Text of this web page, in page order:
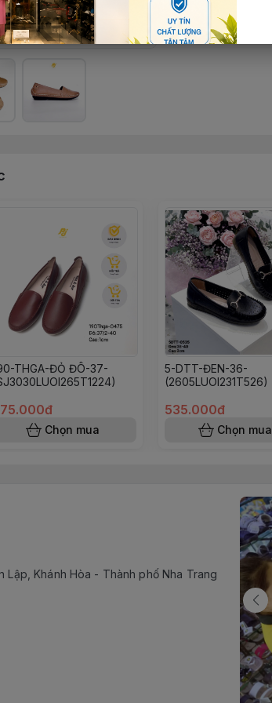
THGA-ĐỎ ĐÔ-37-
Chọn mua
5-DTT-ĐEN-36-
(2605LUOI231T526)
535.000đ
Chọn mua
Lập, Khánh Hòa - Thành phố Nha Trang